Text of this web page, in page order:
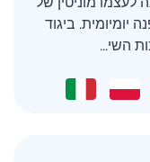
יומיומית. ביגוד